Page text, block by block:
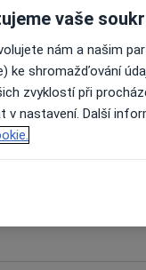
onemocnění
proti tetanu),
mimo očkování
mimořádné,
pro imobilní a
a jeho
cizinci, výkony
vaše
nám a našim
ke shromažďování
zvyklostí při
v nastavení. Další